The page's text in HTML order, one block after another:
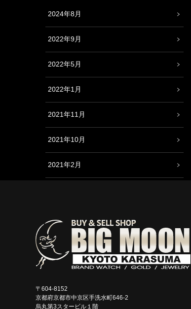
2024年8月
2022年9月
2022年5月
2022年1月
2021年11月
2021年10月
2021年2月
〒604-8152
京都府京都市中京区手洗水町646-2
烏丸第3スタービル１階